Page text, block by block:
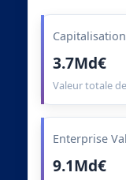
3.7Md€
Valeur totale
Enterprise
9.1Md€